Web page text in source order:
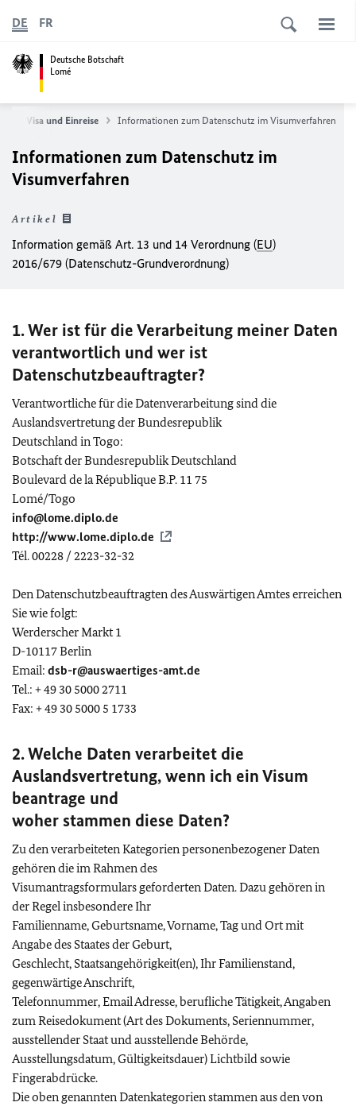
Deutsche Botschaft
Lomé
DE FR
Visa und Einreise Informationen zum Datenschutz im Visumverfahren
Informationen zum Datenschutz im
Visumverfahren
Artikel
Information gemäß Art. 13 und 14 Verordnung (EU)
2016/679 (Datenschutz-Grundverordnung)
1. Wer ist für die Verarbeitung meiner Daten
verantwortlich und wer ist
Datenschutzbeauftragter?
Verantwortliche für die Datenverarbeitung sind die
Auslandsvertretung der Bundesrepublik
Deutschland in Togo:
Botschaft der Bundesrepublik Deutschland
Boulevard de la République B.P. 11 75
Lomé/Togo
info@lome.diplo.de
http://www.lome.diplo.de
Tél. 00228 / 2223-32-32
Den Datenschutzbeauftragten des Auswärtigen Amtes erreichen
Sie wie folgt:
Werderscher Markt 1
D-10117 Berlin
Email: dsb-r@auswaertiges-amt.de
Tel.: + 49 30 5000 2711
Fax: + 49 30 5000 5 1733
2. Welche Daten verarbeitet die
Auslandsvertretung, wenn ich ein Visum
beantrage und
woher stammen diese Daten?
Zu den verarbeiteten Kategorien personenbezogener Daten
gehören die im Rahmen des
Visumantragsformulars geforderten Daten. Dazu gehören in
der Regel insbesondere Ihr
Familienname, Geburtsname, Vorname, Tag und Ort mit
Angabe des Staates der Geburt,
Geschlecht, Staatsangehörigkeit(en), Ihr Familienstand,
gegenwärtige Anschrift,
Telefonnummer, Email Adresse, berufliche Tätigkeit, Angaben
zum Reisedokument (Art des Dokuments, Seriennummer,
ausstellender Staat und ausstellende Behörde,
Ausstellungsdatum, Gültigkeitsdauer) Lichtbild sowie
Fingerabdrücke.
Die oben genannten Datenkategorien stammen aus den von